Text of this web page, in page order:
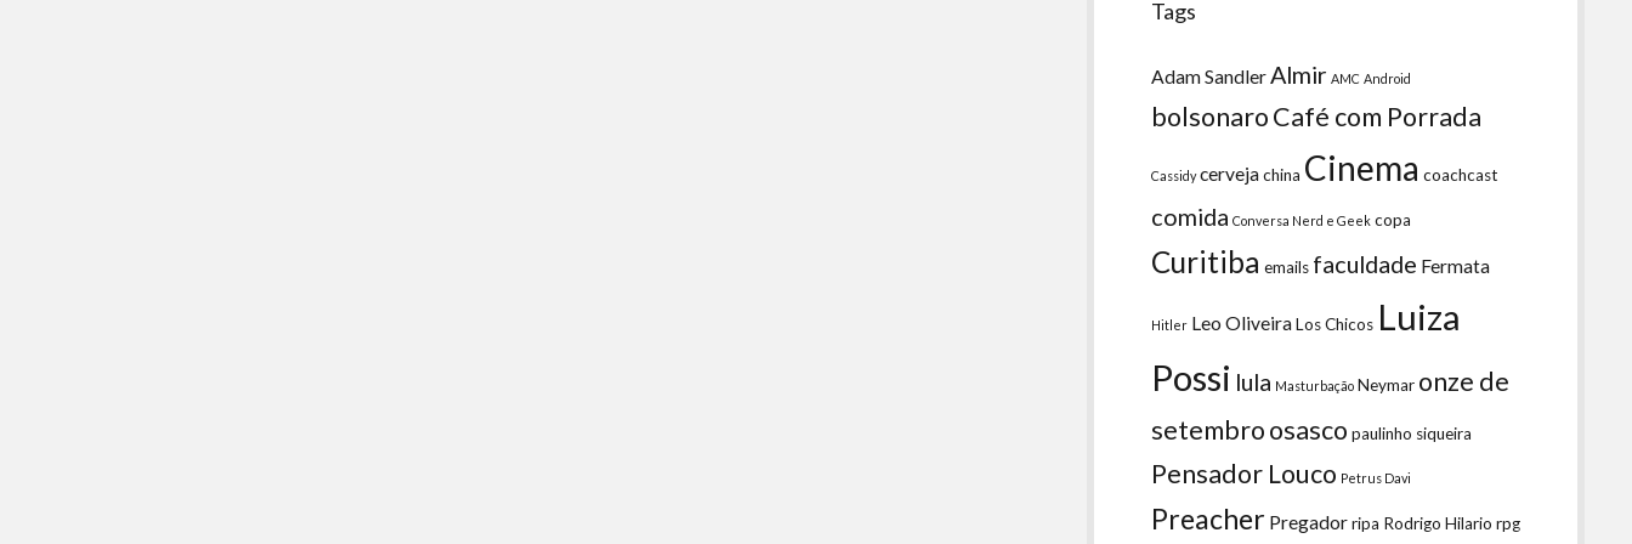
Tags
Adam Sandler Almir AMC Android
bolsonaroCafé com Porrada
Cassidy cervejachina Cinema coachcast
comida Conversa Nerd e Geek copa
Curitiba emails faculdade Fermata
Hitler Leo OliveiraLos Chicos Luiza
Possi lula Masturbação Neymar onze de
setembroosasco paulinho siqueira
Pensador Louco Petrus Davi
Preacher Pregadorripa Rodrigo Hilario rpg